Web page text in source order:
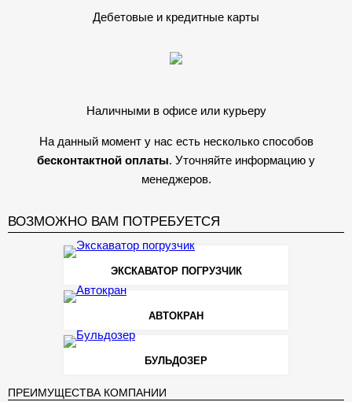
Дебетовые и кредитные карты
Наличными в офисе или курьеру
На данный момент у нас есть несколько способов
бесконтактной оплаты. Уточняйте информацию у
менеджеров.
ВОЗМОЖНО ВАМ ПОТРЕБУЕТСЯ
ЭКСКАВАТОР ПОГРУЗЧИК
АВТОКРАН
БУЛЬДОЗЕР
ПРЕИМУЩЕСТВА КОМПАНИИ